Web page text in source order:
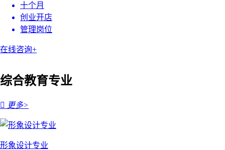
十个月
创业开店
管理岗位
在线咨询+
综合教育专业
 更多>
形象设计专业